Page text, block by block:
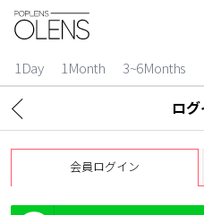
1Day 1Month 3~6Months
ログイン
カラコン比較
今月限定特典
ロ
会員ログイン